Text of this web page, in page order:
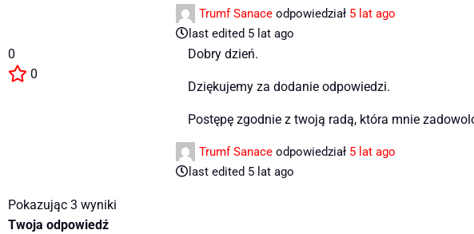
Trumf Sanace odpowiedział 5 lat ago
last edited 5 lat ago
0
0
Dobry dzień.
Dziękujemy za dodanie odpowiedzi.
Postępę zgodnie z twoją radą, która mnie
Trumf Sanace odpowiedział 5 lat ago
last edited 5 lat ago
Pokazując 3 wyniki
Twoja odpowiedź